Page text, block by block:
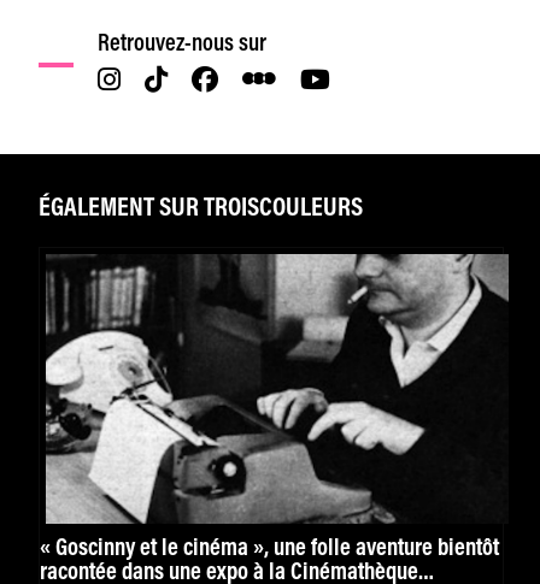
Retrouvez-nous sur
ÉGALEMENT SUR TROISCOULEURS
« Goscinny et le cinéma », une folle aventure bientôt
racontée dans une expo à la Cinémathèque